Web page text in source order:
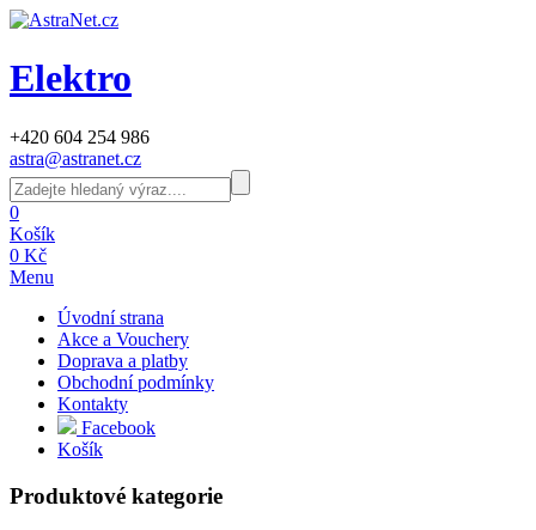
Elektro
+420 604 254 986
astra@astranet.cz
0
Košík
0 Kč
Menu
Úvodní strana
Akce a Vouchery
Doprava a platby
Obchodní podmínky
Kontakty
Facebook
Košík
Produktové kategorie